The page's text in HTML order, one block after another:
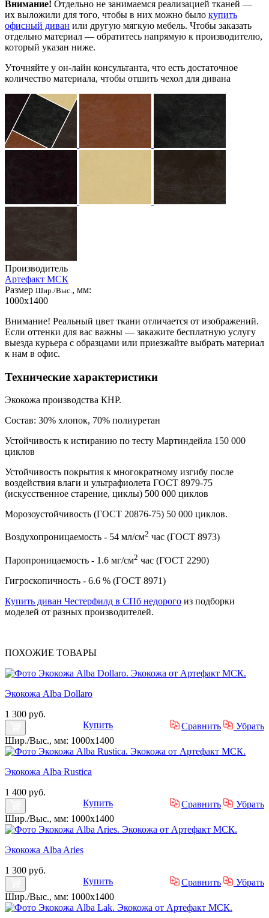
Внимание! Отдельно не занимаемся реализацией тканей —
их выложили для того, чтобы в них можно было купить
офисный диван или другую мягкую мебель. Чтобы заказать
отдельно материал — обратитесь напрямую к производителю,
который указан ниже.
Уточняйте у он-лайн консультанта, что есть достаточное
количество материала, чтобы отшить чехол для дивана
Производитель
Артефакт МСК
Размер Шир./Выс. , мм:
1000x1400
Внимание! Реальный цвет ткани отличается от изображений.
Если оттенки для вас важны — закажите бесплатную услугу
выезда курьера с образцами или приезжайте выбрать материал
к нам в офис.
Технические характеристики
Экокожа производства КНР.
Состав: 30% хлопок, 70% полиуретан
Устойчивость к истиранию по тесту Мартиндейла 150 000
циклов
Устойчивость покрытия к многократному изгибу после
воздействия влаги и ультрафиолета ГОСТ 8979-75
(искусственное старение, циклы) 500 000 циклов
Морозоустойчивость (ГОСТ 20876-75) 50 000 циклов.
Воздухопроницаемость - 54 мл/см2 час (ГОСТ 8973)
Паропроницаемость - 1.6 мг/см2 час (ГОСТ 2290)
Гигроскопичность - 6.6 % (ГОСТ 8971)
Купить диван Честерфилд в СПб недорого из подборки
моделей от разных производителей.
ПОХОЖИЕ ТОВАРЫ
Экокожа Alba Dollaro
1 300 руб.
Купить
Сравнить
Убрать
Шир./Выс., мм: 1000x1400
Экокожа Alba Rustica
1 400 руб.
Купить
Сравнить
Убрать
Шир./Выс., мм: 1000x1400
Экокожа Alba Aries
1 300 руб.
Купить
Сравнить
Убрать
Шир./Выс., мм: 1000x1400